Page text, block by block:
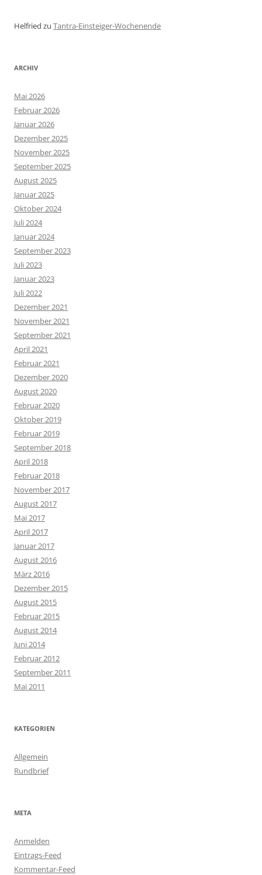
Helfried zu Tantra-Einsteiger-Wochenende
ARCHIV
Mai 2026
Februar 2026
Januar 2026
Dezember 2025
November 2025
September 2025
August 2025
Januar 2025
Oktober 2024
Juli 2024
Januar 2024
September 2023
Juli 2023
Januar 2023
Juli 2022
Dezember 2021
November 2021
September 2021
April 2021
Februar 2021
Dezember 2020
August 2020
Februar 2020
Oktober 2019
Februar 2019
September 2018
April 2018
Februar 2018
November 2017
August 2017
Mai 2017
April 2017
Januar 2017
August 2016
März 2016
Dezember 2015
August 2015
Februar 2015
August 2014
Juni 2014
Februar 2012
September 2011
Mai 2011
KATEGORIEN
Allgemein
Rundbrief
META
Anmelden
Eintrags-Feed
Kommentar-Feed